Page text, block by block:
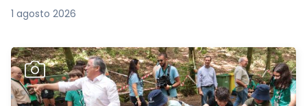
1 agosto 2026